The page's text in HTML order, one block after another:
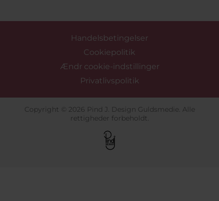
Handelsbetingelser
Cookiepolitik
Ændr cookie-indstillinger
Privatlivspolitik
Copyright © 2026 Pind J. Design Guldsmedie. Alle
rettigheder forbeholdt.